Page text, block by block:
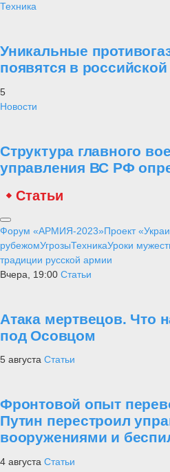
Техника
Уникальные
появятся в
5
Новости
Структура главного
управления ВС РФ
Статьи
Форум «АРМИЯ-2023»Проект
рубежомУгрозыТехникаУроки
традиции русской армии
Вчера, 19:00 Статьи
Атака мертвецов. Что
под Осовцом
5 августа Статьи
Фронтовой опыт
Путин перестроил
вооружениями и
4 августа Статьи